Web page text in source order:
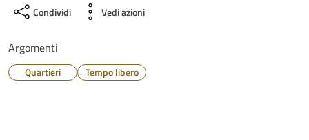
Condividi Vedi azioni
Argomenti
Quartieri Tempo libero